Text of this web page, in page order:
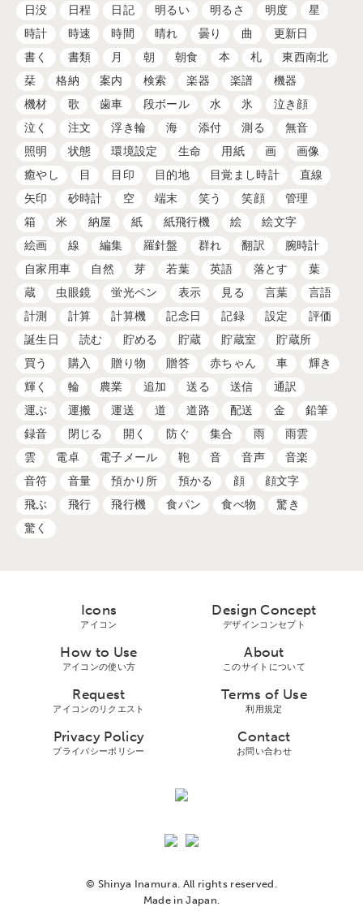
日没
日程 日記 明るい 明るさ 明度
星
時計
時速 時間 晴れ 曇り 曲
更新日
書く
書類 月 朝 朝食 本 札
東西南北
栞
格納 案内 検索 楽器 楽譜
機器
機材
歌 歯車 段ボール 水 氷
泣き顔
泣く
注文 浮き輪 海 添付 測る
無音
照明
状態 環境設定 生命 用紙 画
画像
癒やし
目 目印 目的地 目覚まし時計
直線
矢印
砂時計 空 端末 笑う 笑顔
管理
箱
米 納屋 紙 紙飛行機 絵
絵文字
絵画
線 編集 羅針盤 群れ 翻訳
腕時計
自家用車
自然 芽 若葉 英語 落とす
葉
蔵
虫眼鏡 蛍光ペン 表示 見る 言葉
言語
計測
計算 計算機 記念日 記録 設定
評価
誕生日
読む 貯める 貯蔵 貯蔵室
貯蔵所
買う
購入 贈り物 贈答 赤ちゃん 車
輝き
輝く
輪 農業 追加 送る 送信
通訳
運ぶ
運搬 運送 道 道路 配送 金
鉛筆
録音
閉じる 開く 防ぐ 集合 雨
雨雲
雲
電卓 電子メール 鞄 音 音声
音楽
音符
音量 預かり所 預かる 顔
顔文字
飛ぶ
飛行 飛行機 食パン 食べ物
驚き
驚く
Icons
アイコン
Design Concept
デザインコンセプト
How to Use
アイコンの使い方
About
このサイトについて
Request
アイコンのリクエスト
Terms of Use
利用規定
Privacy Policy
プライバシーボリシー
Contact
お問い合わせ
© Shinya Inamura. All rights reserved.
Made in Japan.